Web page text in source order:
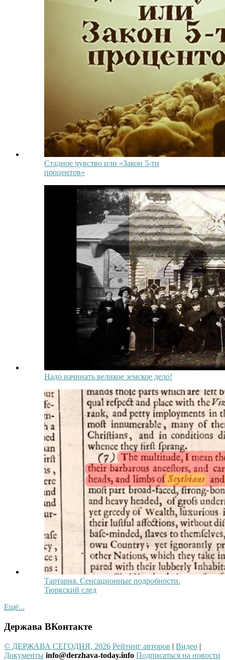
Стадное чувство или «Закон 5-ти
процентов»
Надо начинать великое земское дело!
Тартария. Сенсационные подробности.
Тюркский след
Ещё...
Держава ВКонтакте
© ДЕРЖАВА СЕГОДНЯ, 2026 Рейтинг авторов | Видео |
Документы info@derzhava-today.info Подписаться на новости